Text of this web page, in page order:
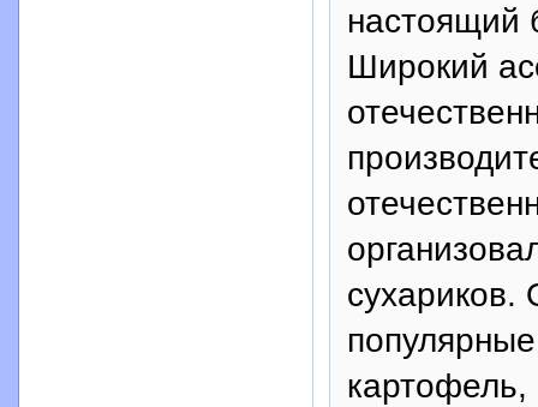
настоящий
Широкий
сухариков.
картофель,